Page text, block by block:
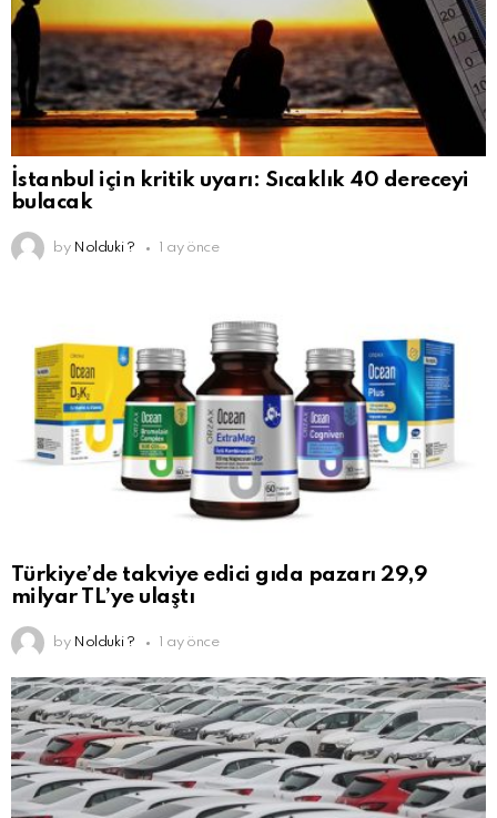
İstanbul için kritik uyarı: Sıcaklık 40 dereceyi
bulacak
by Nolduki ? 1 ay önce
Türkiye’de takviye edici gıda pazarı 29,9
milyar TL’ye ulaştı
by Nolduki ? 1 ay önce